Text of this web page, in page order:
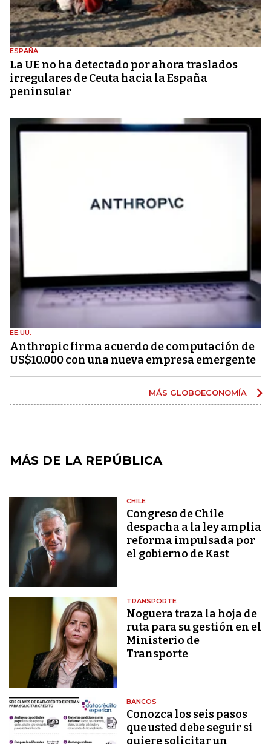
ESPAÑA
La UE no ha detectado por ahora traslados
irregulares de Ceuta hacia la España
peninsular
EE.UU.
Anthropic firma acuerdo de computación de
US$10.000 con una nueva empresa emergente
MÁS GLOBOECONOMÍA
MÁS DE LA REPÚBLICA
CHILE
Congreso de Chile
despacha a la ley amplia
reforma impulsada por
el gobierno de Kast
TRANSPORTE
Noguera traza la hoja de
ruta para su gestión en el
Ministerio de
Transporte
BANCOS
Conozca los seis pasos
que usted debe seguir si
quiere solicitar un